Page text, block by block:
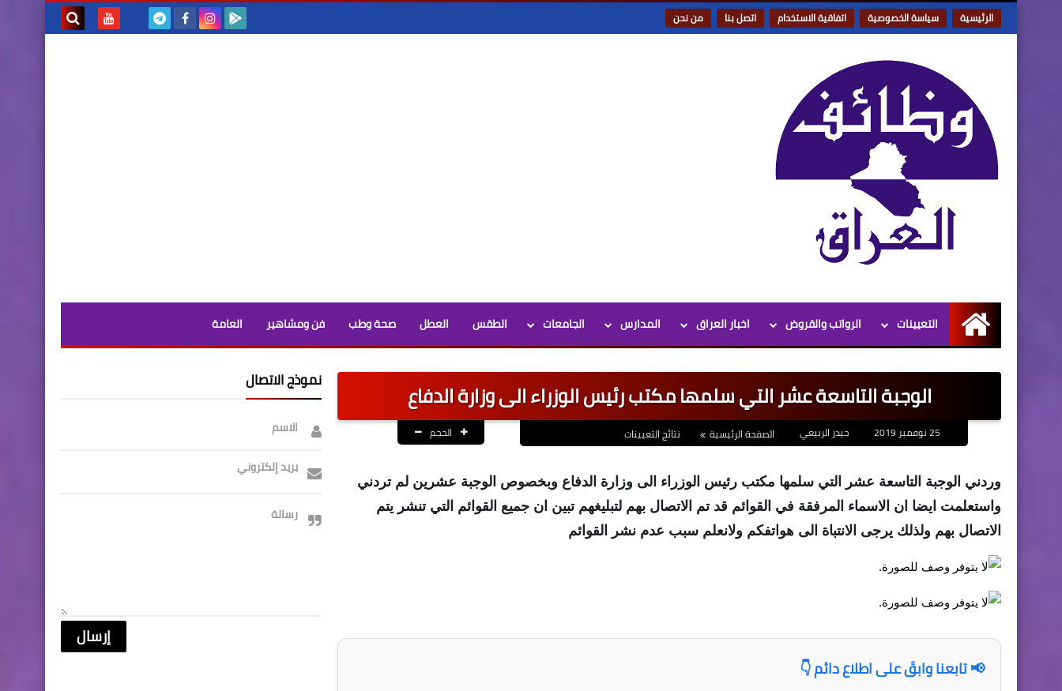
الرئيسية سياسة الخصوصية اتفاقية الاستخدام اتصل بنا من نحن
الرئيسية
التعيينات الرواتب والقروض اخبار العراق المدارس الجامعات الطقس العطل صحة وطب فن ومشاهير العامة
الوجبة التاسعة عشر التي سلمها مكتب رئيس الوزراء الى وزارة الدفاع
حيدر الربيعي الصفحة الرئيسية نتائج التعيينات الحجم
وردني الوجبة التاسعة عشر التي سلمها مكتب رئيس الوزراء الى وزارة الدفاع وبخصوص الوجبة عشرين لم تردني
واستعلمت ايضا ان الاسماء المرفقة في القوائم قد تم الاتصال بهم لتبليغهم تبين ان جميع القوائم التي تنشر يتم
الاتصال بهم ولذلك يرجى الانتباة الى هواتفكم ولانعلم سبب عدم نشر القوائم
📢 تابعنا وابقَ على اطلاع دائم 👇
نموذج الاتصال
الاسم
بريد إلكتروني
رسالة